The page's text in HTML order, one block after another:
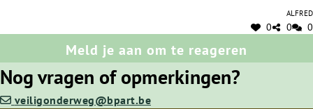
Alfred
0 0 0
Meld je aan om te reageren
Nog vragen of opmerkingen?
veiligonderweg@bpart.be